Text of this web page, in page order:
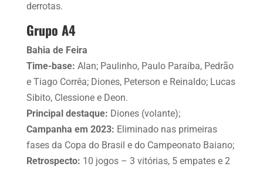
derrotas.
Grupo A4
Bahia de Feira
Time-base: Alan; Paulinho, Paulo Paraíba, Pedrão
e Tiago Corrêa; Diones, Peterson e Reinaldo; Lucas
Sibito, Clessione e Deon.
Principal destaque: Diones (volante);
Campanha em 2023: Eliminado nas primeiras
fases da Copa do Brasil e do Campeonato Baiano;
Retrospecto: 10 jogos – 3 vitórias, 5 empates e 2